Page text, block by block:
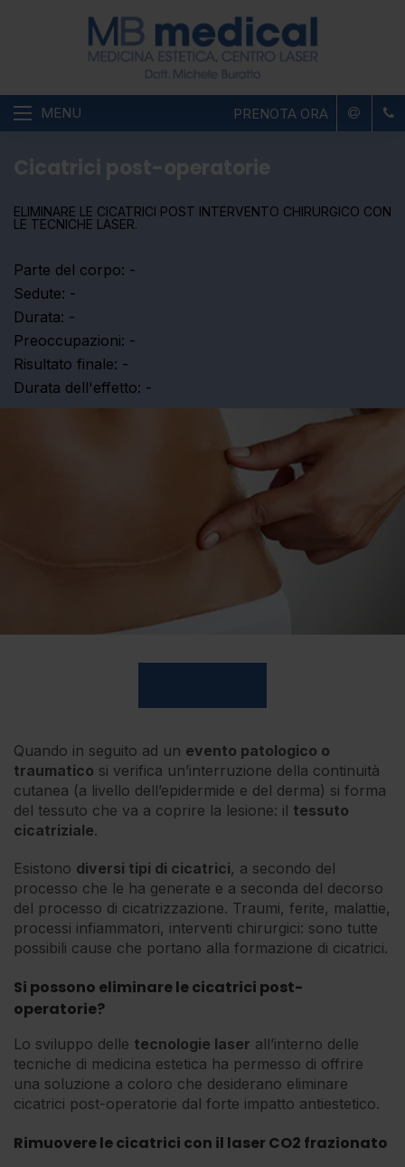
Cicatrici post-operatorie
ELIMINARE LE CICATRICI POST INTERVENTO CHIRURGICO CON
LE TECNICHE LASER.
Parte del corpo: -
Sedute: -
Durata: -
Preoccupazioni: -
Risultato finale: -
Durata dell'effetto: -
Quando in seguito ad un evento patologico o
traumatico si verifica un’interruzione della continuità
cutanea (a livello dell’epidermide e del derma) si forma
del tessuto che va a coprire la lesione: il tessuto
cicatriziale.
Esistono diversi tipi di cicatrici, a secondo del
processo che le ha generate e a seconda del decorso
del processo di cicatrizzazione. Traumi, ferite, malattie,
processi infiammatori, interventi chirurgici: sono tutte
possibili cause che portano alla formazione di cicatrici.
Si possono eliminare le cicatrici post-
operatorie?
Lo sviluppo delle tecnologie laser all’interno delle
tecniche di medicina estetica ha permesso di offrire
una soluzione a coloro che desiderano eliminare
cicatrici post-operatorie dal forte impatto antiestetico.
Rimuovere le cicatrici con il laser CO2 frazionato
MENU PRENOTA ORA